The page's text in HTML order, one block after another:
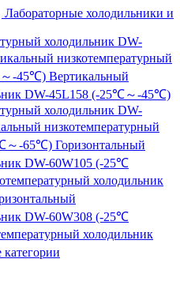
Лабораторные холодильники и
холодильник DW-
низкотемпературный
～-45℃) Вертикальный
DW-45L158 (-25℃～-45℃)
холодильник DW-
низкотемпературный
～-65℃) Горизонтальный
DW-60W105 (-25℃
холодильник
DW-60W308 (-25℃
холодильник
категории